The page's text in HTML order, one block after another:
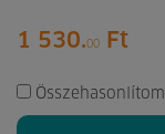
1 530.00 Ft
Összehasonlítom